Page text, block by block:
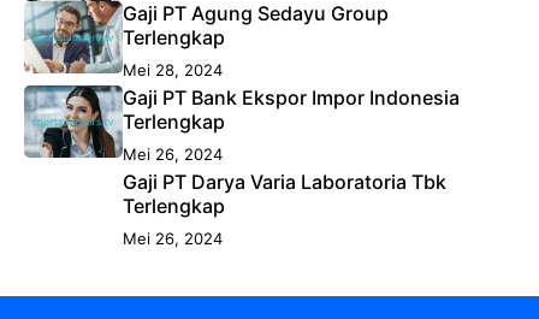
Gaji PT Agung Sedayu Group
Terlengkap
Mei 28, 2024
Gaji PT Bank Ekspor Impor Indonesia
Terlengkap
Mei 26, 2024
Gaji PT Darya Varia Laboratoria Tbk
Terlengkap
Mei 26, 2024